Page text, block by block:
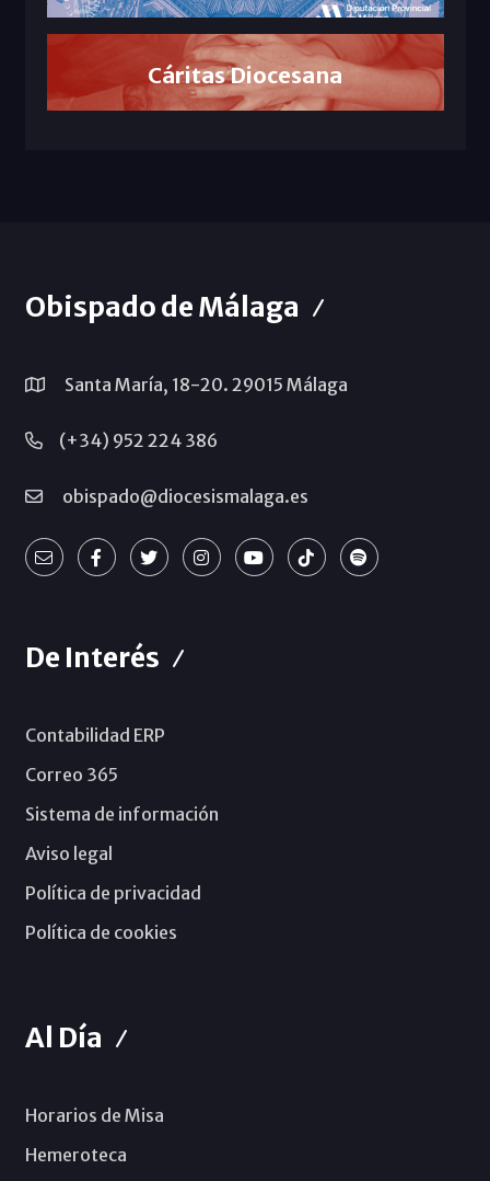
Cáritas Diocesana
Obispado de Málaga
Santa María, 18-20. 29015 Málaga
(+34) 952 224 386
obispado@diocesismalaga.es
De Interés
Contabilidad ERP
Correo 365
Sistema de información
Aviso legal
Política de privacidad
Política de cookies
Al Día
Horarios de Misa
Hemeroteca